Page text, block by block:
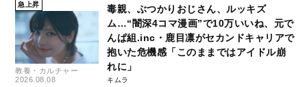
急上昇
教養・カルチャー
2026.08.08
毒親、ぶつかりおじさん、ルッキズ
ム…“闇深4コマ漫画”で10万いいね、元で
んぱ組.inc・鹿目凛がセカンドキャリアで
抱いた危機感「このままではアイドル崩
れに」
キムラ